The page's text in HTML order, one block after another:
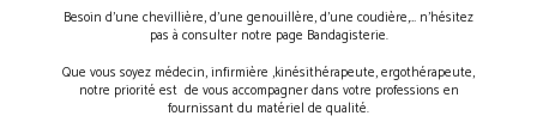
Besoin d’une chevillière, d’une genouillère, d’une coudière,… n’hésitez
pas à consulter notre page Bandagisterie.
Que vous soyez médecin, infirmière ,kinésithérapeute, ergothérapeute,
notre priorité est de vous accompagner dans votre professions en
fournissant du matériel de qualité.